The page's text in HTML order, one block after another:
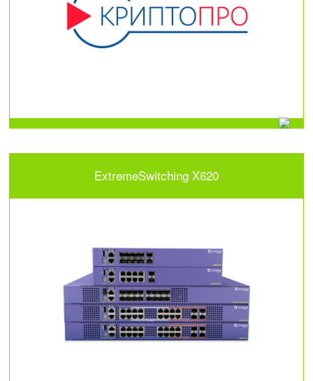
ExtremeSwitching X620